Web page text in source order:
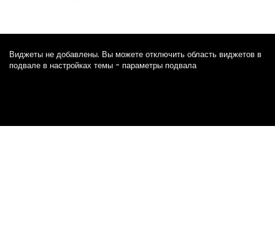
Виджеты не добавлены. Вы можете отключить область виджетов в
подвале в настройках темы - параметры подвала